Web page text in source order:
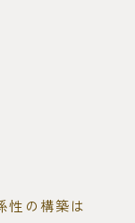
性の構築は